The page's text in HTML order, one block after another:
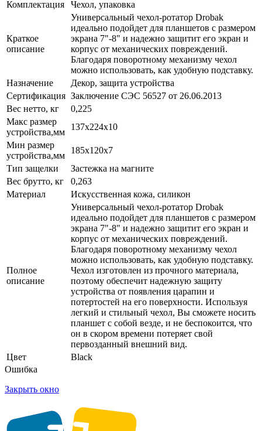
Комплектация
Чехол, упаковка
Краткое
описание
Универсальный чехол-ротатор Drobak
идеально подойдет для планшетов с размером
экрана 7"-8" и надежно защитит его экран и
корпус от механических повреждений.
Благодаря поворотному механизму чехол
можно использовать, как удобную подставку.
Назначение
Декор, защита устройства
Сертификация Заключение СЭС 56527 от 26.06.2013
Вес нетто, кг
0,225
Макс размер
устройства,мм
137х224x10
Мин размер
устройства,мм
185x120x7
Тип защелки
Застежка на магните
Вес брутто, кг
0,263
Материал
Искусственная кожа, силикон
Полное
описание
Универсальный чехол-ротатор Drobak
идеально подойдет для планшетов с размером
экрана 7"-8" и надежно защитит его экран и
корпус от механических повреждений.
Благодаря поворотному механизму чехол
можно использовать, как удобную подставку.
Чехол изготовлен из прочного материала,
поэтому обеспечит надежную защиту
устройства от появления царапин и
потертостей на его поверхности. Используя
легкий и стильный чехол, Вы сможете носить
планшет с собой везде, и не беспокоится, что
он в скором времени потеряет свой
первозданный внешний вид.
Цвет
Black
Ошибка
Закрыть окно